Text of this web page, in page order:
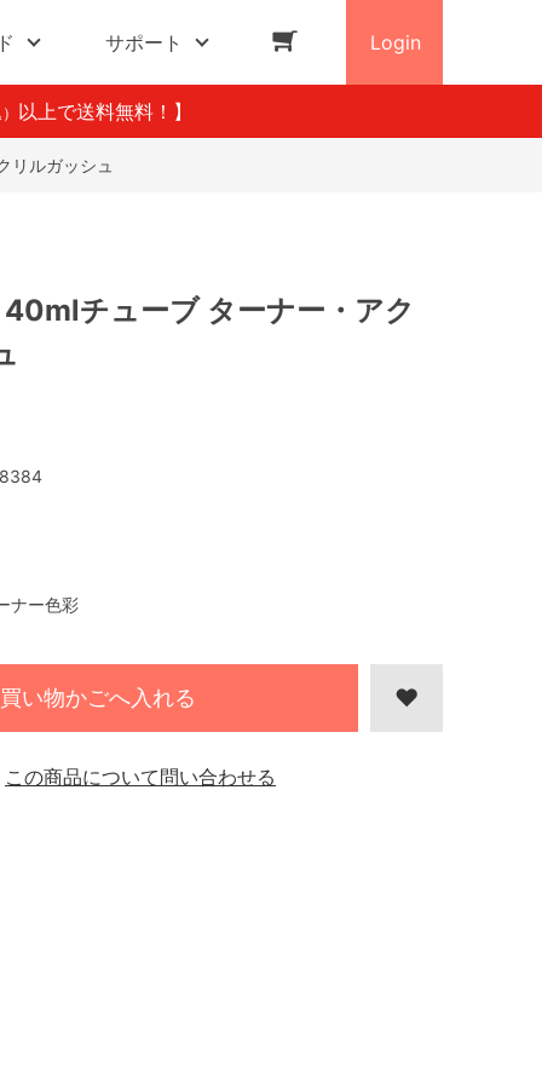
サポート Login
以上で送料無料！】
リルガッシュ
チューブ ターナー・アク
ナー色彩
買い物かごへ入れる
この商品について問い合わせる